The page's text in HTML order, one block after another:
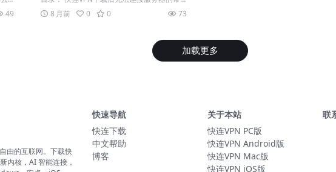
49
见原因 本地网络与安全软件干扰 软件版...
8 月前 0 0 73
加载更多
由的互联网。下载快
内核，AI 智能连接，
快速导航
快连下载
中文帮助
博客
关于本站
快连VPN PC版
快连VPN Android版
快连VPN Mac版
快连VPN iOS版
联